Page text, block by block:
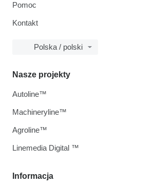
Pomoc
Kontakt
Polska / polski
Informacja
Nasze projekty
Autoline™
Machineryline™
Agroline™
Linemedia Digital ™